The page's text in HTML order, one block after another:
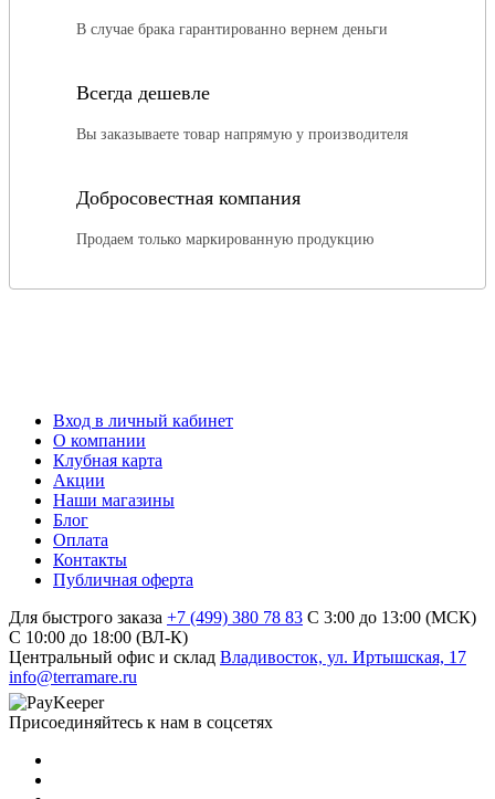
В случае брака гарантированно вернем деньги
Всегда дешевле
Вы заказываете товар напрямую у производителя
Добросовестная компания
Продаем только маркированную продукцию
Вход в личный кабинет
О компании
Клубная карта
Акции
Наши магазины
Блог
Оплата
Контакты
Публичная оферта
Для быстрого заказа +7 (499) 380 78 83 С 3:00 до 13:00 (МСК)
C 10:00 до 18:00 (ВЛ-К)
Центральный офис и склад Владивосток, ул. Иртышская, 17
info@terramare.ru
Присоединяйтесь к нам в соцсетях